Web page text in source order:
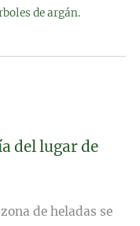
de argán.
del lugar de
de heladas se